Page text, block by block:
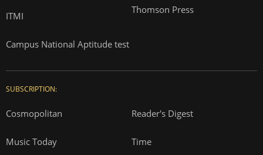
ITMI
Campus National Aptitude test
Thomson Press
SUBSCRIPTION:
Cosmopolitan Reader's Digest
Music Today Time